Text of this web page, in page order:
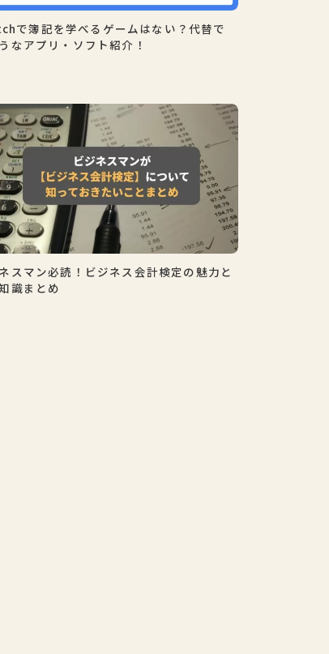
で簿記を学べるゲームはない？代替で
なアプリ・ソフト紹介！
スマン必読！ビジネス会計検定の魅力と
識まとめ